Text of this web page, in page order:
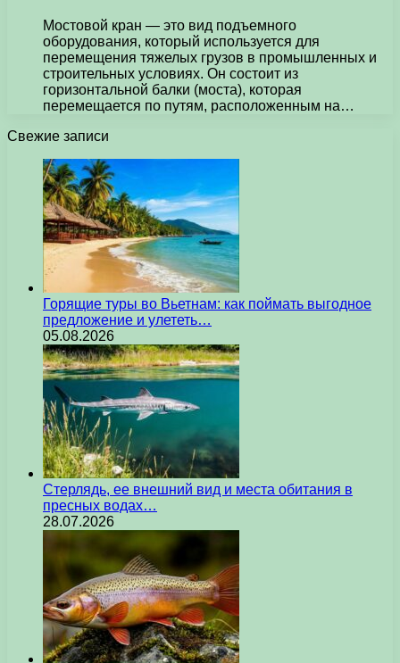
Мостовой кран — это вид подъемного
оборудования, который используется для
перемещения тяжелых грузов в промышленных и
строительных условиях. Он состоит из
горизонтальной балки (моста), которая
перемещается по путям, расположенным на…
Свежие записи
Горящие туры во Вьетнам: как поймать выгодное
предложение и улететь…
05.08.2026
Стерлядь, ее внешний вид и места обитания в
пресных водах…
28.07.2026